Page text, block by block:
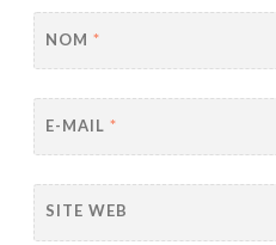
NOM *
E-MAIL *
SITE WEB